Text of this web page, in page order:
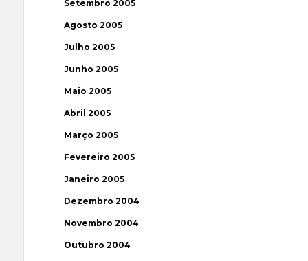
Setembro 2005
Agosto 2005
Julho 2005
Junho 2005
Maio 2005
Abril 2005
Março 2005
Fevereiro 2005
Janeiro 2005
Dezembro 2004
Novembro 2004
Outubro 2004